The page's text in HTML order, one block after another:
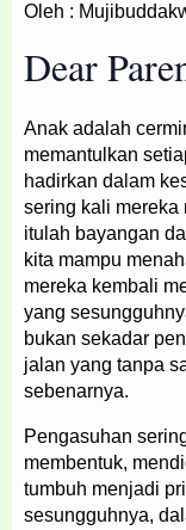
Oleh :
Dear
Anak adalah
memantulkan
hadirkan dalam
sering kali mereka
itulah bayangan
kita mampu
mereka kembali
yang
bukan sekadar
jalan yang tanpa
sebenarnya.
Pengasuhan
membentuk,
tumbuh menjadi
sesungguhnya,